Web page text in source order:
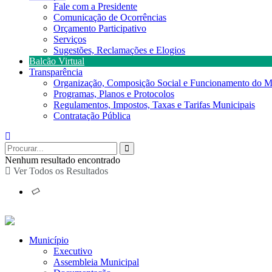
Fale com a Presidente
Comunicação de Ocorrências
Orçamento Participativo
Serviços
Sugestões, Reclamações e Elogios
Balcão Virtual
Transparência
Organização, Composição Social e Funcionamento do
Programas, Planos e Protocolos
Regulamentos, Impostos, Taxas e Tarifas Municipais
Contratação Pública
Nenhum resultado encontrado
Ver Todos os Resultados
Município
Executivo
Assembleia Municipal